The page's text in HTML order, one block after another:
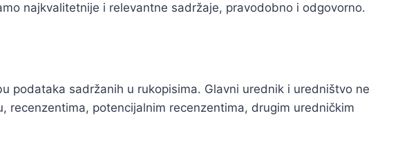
najkvalitetnije i relevantne sadržaje, pravodobno i odgovorno.
podataka sadržanih u rukopisima. Glavni urednik i uredništvo ne
recenzentima, potencijalnim recenzentima, drugim uredničkim